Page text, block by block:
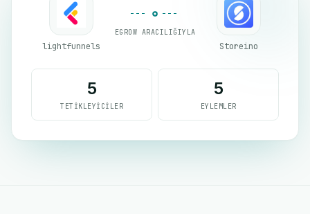
lightfunnels
EGROW ARACILIĞIYLA
Storeino
5
TETIKLEYICILER
5
EYLEMLER